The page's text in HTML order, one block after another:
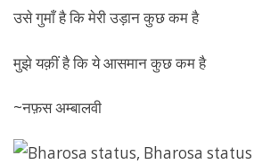
उसे गुमाँ है कि मेरी उड़ान कुछ कम है
मुझे यक़ीं है कि ये आसमान कुछ कम है
~नफ़स अम्बालवी